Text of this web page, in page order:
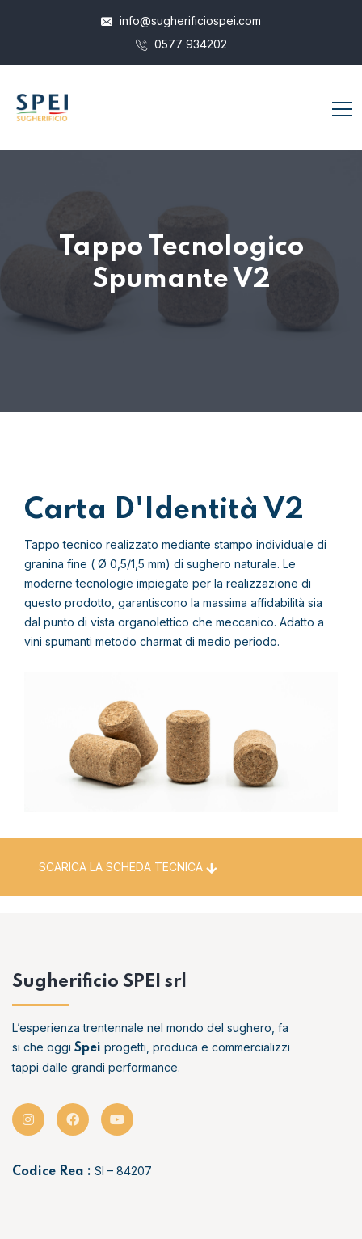
info@sugherificiospei.com
0577 934202
Tappo Tecnologico
Spumante V2
Carta D'Identità V2
Tappo tecnico realizzato mediante stampo individuale di
granina fine ( Ø 0,5/1,5 mm) di sughero naturale. Le
moderne tecnologie impiegate per la realizzazione di
questo prodotto, garantiscono la massima affidabilità sia
dal punto di vista organolettico che meccanico. Adatto a
vini spumanti metodo charmat di medio periodo.
SCARICA LA SCHEDA TECNICA
Sugherificio SPEI srl
L’esperienza trentennale nel mondo del sughero, fa
si che oggi Spei progetti, produca e commercializzi
tappi dalle grandi performance.
Codice Rea : SI – 84207